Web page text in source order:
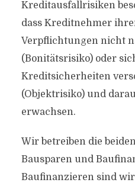
Kreditausfallrisiken
dass Kreditnehmer
Verpflichtungen nicht
(Bonitätsrisiko) oder
Kreditsicherheiten
(Objektrisiko) und
erwachsen.
Wir betreiben die
Bausparen und
Baufinanzieren sind